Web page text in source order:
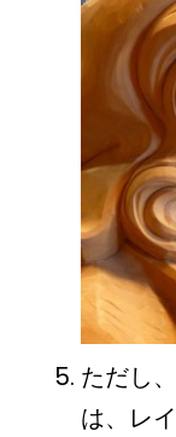
ただし
は、レ